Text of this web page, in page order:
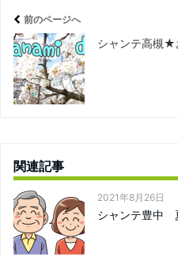
前のページへ
シャンテ高槻
関連記事
2021年8月26日
シャンテ豊中